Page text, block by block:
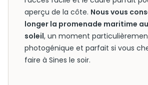
aperçu de la côte. Nous vous
longer la promenade maritime
soleil, un moment
photogénique et parfait si vous
faire à Sines le soir.